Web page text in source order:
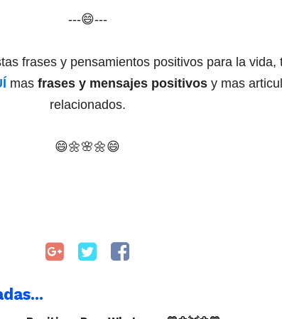
---😄---
frases y pensamientos positivos para la vida,
mas frases y mensajes positivos y mas
relacionados.
😄🌼🌸🌼😄